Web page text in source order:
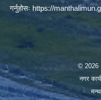
गर्नुहोसः https://
© 2026
नगर